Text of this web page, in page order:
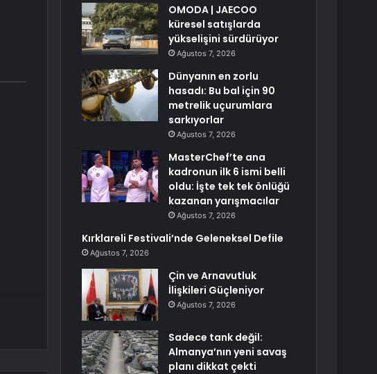
OMODA | JAECOO
küresel satışlarda
yükselişini sürdürüyor
Ağustos 7, 2026
Dünyanın en zorlu
hasadı: Bu bal için 90
metrelik uçurumlara
sarkıyorlar
Ağustos 7, 2026
MasterChef’te ana
kadronun ilk 6 ismi belli
oldu: İşte tek tek önlüğü
kazanan yarışmacılar
Ağustos 7, 2026
Kırklareli Festivali’nde Geleneksel Defile
Ağustos 7, 2026
Çin ve Arnavutluk
İlişkileri Güçleniyor
Ağustos 7, 2026
Sadece tank değil:
Almanya’nın yeni savaş
planı dikkat çekti